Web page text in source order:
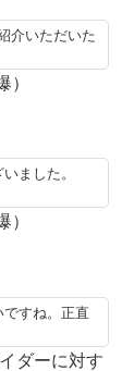
介いただいた
いました。
すね。正直
ダーに対す